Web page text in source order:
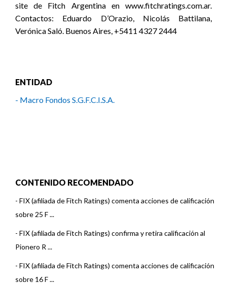
site de Fitch Argentina en www.fitchratings.com.ar.
Contactos: Eduardo D’Orazio, Nicolás Battilana,
Verónica Saló. Buenos Aires, +5411 4327 2444
ENTIDAD
- Macro Fondos S.G.F.C.I.S.A.
CONTENIDO RECOMENDADO
- FIX (afiliada de Fitch Ratings) comenta acciones de calificación
sobre 25 F ...
- FIX (afiliada de Fitch Ratings) confirma y retira calificación al
Pionero R ...
- FIX (afiliada de Fitch Ratings) comenta acciones de calificación
sobre 16 F ...